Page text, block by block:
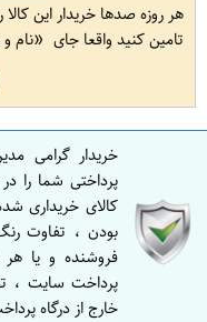
هر روزه صدها خریدار این کالا
تامین کنید واقعا جای
نام
خریدار گرامی
پرداختی شما را
کالای خریداری
بودن ، تفاوت
فروشنده و یا
پرداخت سایت ،
خارج از درگاه